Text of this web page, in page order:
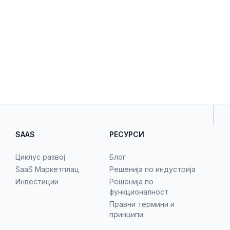
SAAS
Циклус развој
SaaS Маркетплац
Инвестиции
РЕСУРСИ
Блог
Решенија по индустрија
Решенија по
функционалност
Правни термини и
принципи